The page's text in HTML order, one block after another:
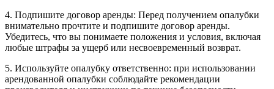
4. Подпишите договор аренды: Перед получением опалубки
внимательно прочтите и подпишите договор аренды.
Убедитесь, что вы понимаете положения и условия, включая
любые штрафы за ущерб или несвоевременный возврат.
5. Используйте опалубку ответственно: при использовании
арендованной опалубки соблюдайте рекомендации